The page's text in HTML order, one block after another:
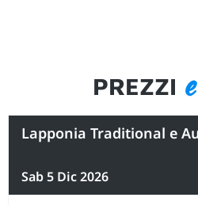
PREZZI e
Lapponia Traditional e
Sab 5 Dic 2026